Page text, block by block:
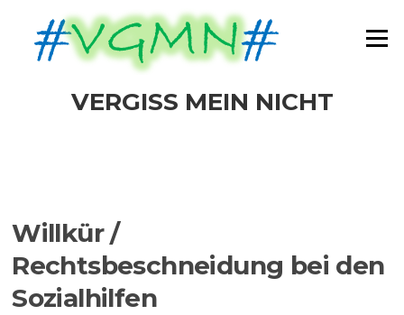
Menü
VERGISS MEIN NICHT
Willkür /
Rechtsbeschneidung bei den
Sozialhilfen